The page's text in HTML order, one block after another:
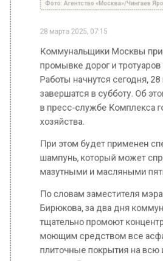
Коммунальщики Москвы
завершатся в субботу. Об
в пресс-службе Комплекса
хозяйства.
При этом будет применен
мазутными и масляными
По словам заместителя
Бирюкова, за два дня
тщательно промоют
моющим средством все
плиточные покрытия на